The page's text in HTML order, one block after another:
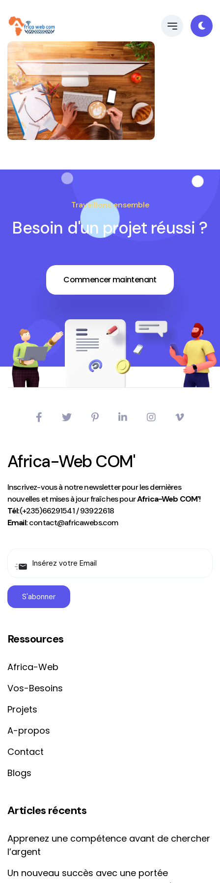
Travaillons ensemble
Besoin d'un projet réussi ?
Commencer maintenant
Africa-Web COM'
Inscrivez-vous à notre newsletter pour les dernières
nouvelles et mises à jour fraîches pourAfrica-Web COM'!
Tél:(+235)66291541 / 93922618
Email:contact@africawebs.com
Ressources
Africa-Web
Vos-Besoins
Projets
A-propos
Contact
Blogs
Articles récents
Apprenez une compétence avant de chercher
l’argent
Un nouveau succès avec une portée